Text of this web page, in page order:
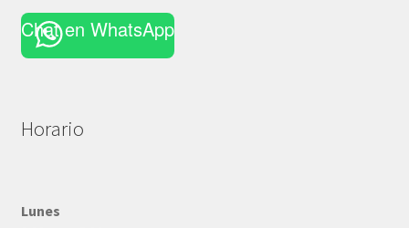
Chat en WhatsApp
Horario
Lunes